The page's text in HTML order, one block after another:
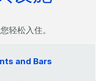
轻松入住。
and Bars